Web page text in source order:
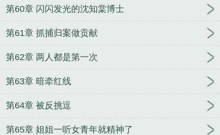
第60章 闪闪发光的沈知棠博士
第61章 抓捕归案做贡献
第62章 两人都是第一次
第63章 暗牵红线
第64章 被反挑逗
第65章 姐姐一听女青年就精神了